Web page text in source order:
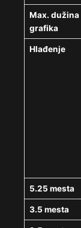
Max. dužina
grafika
Hlađenje
5.25 mesta
3.5 mesta